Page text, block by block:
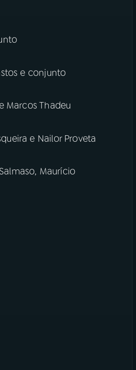
e conjunto
Marcos Thadeu
e Nailor Proveta
Maurício